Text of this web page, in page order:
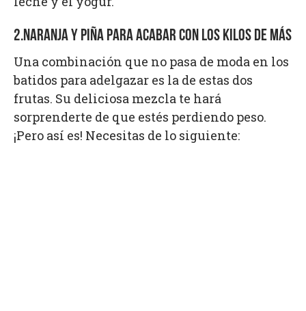
2.NARANJA Y PIÑA PARA ACABAR CON LOS KILOS DE MÁS
Una combinación que no pasa de moda en los
batidos para adelgazar es la de estas dos
frutas. Su deliciosa mezcla te hará
sorprenderte de que estés perdiendo peso.
¡Pero así es! Necesitas de lo siguiente: